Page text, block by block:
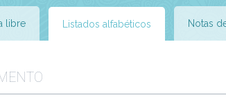
libre Listados alfabéticos Notas